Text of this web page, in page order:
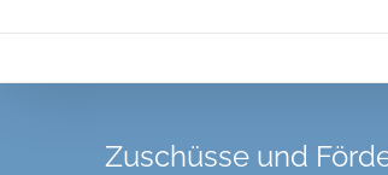
Zuschüsse und